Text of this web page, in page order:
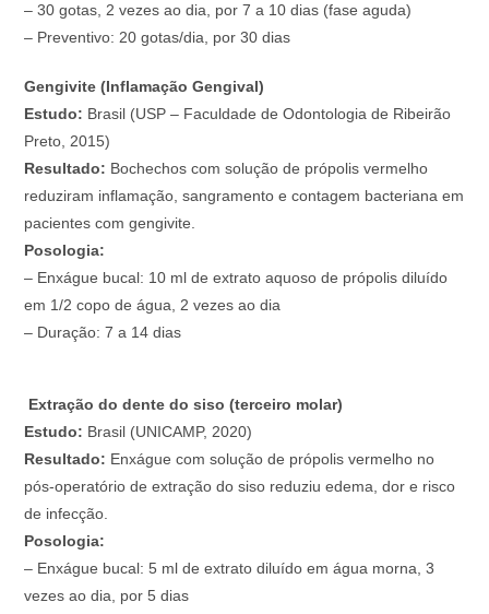
– 30 gotas, 2 vezes ao dia, por 7 a 10 dias (fase aguda)
– Preventivo: 20 gotas/dia, por 30 dias
Gengivite (Inflamação Gengival)
Estudo: Brasil (USP – Faculdade de Odontologia de Ribeirão
Preto, 2015)
Resultado: Bochechos com solução de própolis vermelho
reduziram inflamação, sangramento e contagem bacteriana em
pacientes com gengivite.
Posologia:
– Enxágue bucal: 10 ml de extrato aquoso de própolis diluído
em 1/2 copo de água, 2 vezes ao dia
– Duração: 7 a 14 dias
Extração do dente do siso (terceiro molar)
Estudo: Brasil (UNICAMP, 2020)
Resultado: Enxágue com solução de própolis vermelho no
pós-operatório de extração do siso reduziu edema, dor e risco
de infecção.
Posologia:
– Enxágue bucal: 5 ml de extrato diluído em água morna, 3
vezes ao dia, por 5 dias